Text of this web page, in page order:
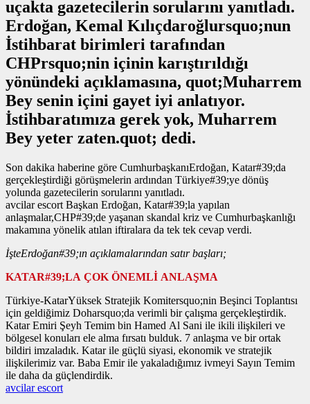
uçakta gazetecilerin sorularını yanıtladı.
Erdoğan, Kemal Kılıçdaroğlursquo;nun
İstihbarat birimleri tarafından
CHPrsquo;nin içinin karıştırıldığı
yönündeki açıklamasına, quot;Muharrem
Bey senin içini gayet iyi anlatıyor.
İstihbaratımıza gerek yok, Muharrem
Bey yeter zaten.quot; dedi.
Son dakika haberine göre CumhurbaşkanıErdoğan, Katar#39;da
gerçekleştirdiği görüşmelerin ardından Türkiye#39;ye dönüş
yolunda gazetecilerin sorularını yanıtladı.
avcilar escort Başkan Erdoğan, Katar#39;la yapılan
anlaşmalar,CHP#39;de yaşanan skandal kriz ve Cumhurbaşkanlığı
makamına yönelik atılan iftiralara da tek tek cevap verdi.
İşteErdoğan#39;ın açıklamalarından satır başları;
KATAR#39;LA ÇOK ÖNEMLİ ANLAŞMA
Türkiye-KatarYüksek Stratejik Komitersquo;nin Beşinci Toplantısı
için geldiğimiz Doharsquo;da verimli bir çalışma gerçekleştirdik.
Katar Emiri Şeyh Temim bin Hamed Al Sani ile ikili ilişkileri ve
bölgesel konuları ele alma fırsatı bulduk. 7 anlaşma ve bir ortak
bildiri imzaladık. Katar ile güçlü siyasi, ekonomik ve stratejik
ilişkilerimiz var. Baba Emir ile yakaladığımız ivmeyi Sayın Temim
ile daha da güçlendirdik.
avcilar escort